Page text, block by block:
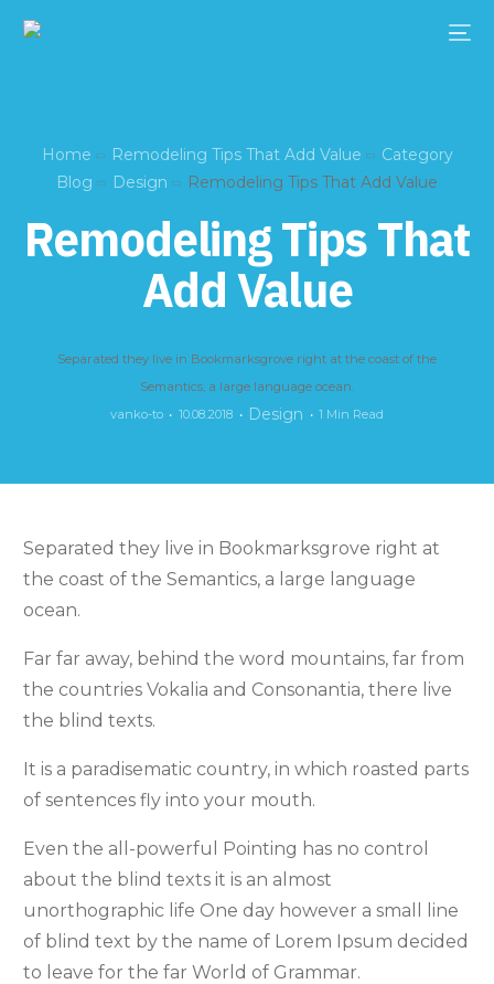
Home Remodeling Tips That Add Value
Category
Blog
Design Remodeling Tips That Add Value
Remodeling Tips That
Add Value
Separated they live in Bookmarksgrove right at the coast of the
Semantics, a large language ocean.
vanko-to
10.08.2018 Design 1 Min Read
Separated they live in Bookmarksgrove right at
the coast of the Semantics, a large language
ocean.
Far far away, behind the word mountains, far from
the countries Vokalia and Consonantia, there live
the blind texts.
It is a paradisematic country, in which roasted parts
of sentences fly into your mouth.
Even the all-powerful Pointing has no control
about the blind texts it is an almost
unorthographic life One day however a small line
of blind text by the name of Lorem Ipsum decided
to leave for the far World of Grammar.